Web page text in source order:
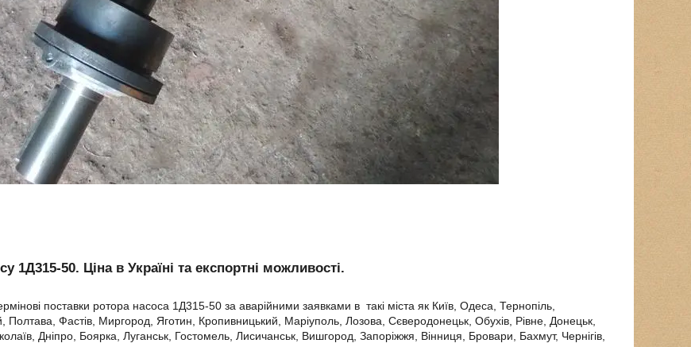
1Д315-50. Ціна в Україні та експортні можливості.
поставки ротора насоса 1Д315-50 за аварійними заявками в такі міста як Київ, Одеса, Тернопіль,
Полтава, Фастів, Миргород, Яготин, Кропивницький, Маріуполь, Лозова, Сєверодонецьк, Обухів, Рівне, Донецьк,
Дніпро, Боярка, Луганськ, Гостомель, Лисичанськ, Вишгород, Запоріжжя, Вінниця, Бровари, Бахмут, Чернігів,